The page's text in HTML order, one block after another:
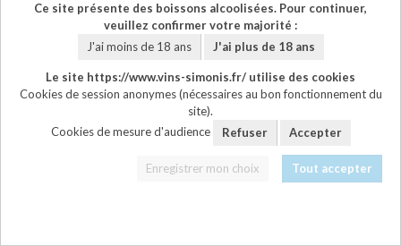
Inscription
Civilité
Ce site présente des boissons alcoolisées. Pour continuer,
veuillez confirmer votre majorité :
J'ai moins de 18 ans
J'ai plus de 18 ans
Le site https://www.vins-simonis.fr/ utilise des cookies
Cookies de session anonymes (nécessaires au bon fonctionnement du
site).
Cookies de mesure d'audience
Refuser Accepter
Enregistrer mon choix Tout accepter